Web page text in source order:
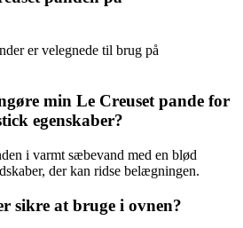
er velegnede til brug på
min Le Creuset pande for
egenskaber?
i varmt sæbevand med en blød
der kan ridse belægningen.
sikre at bruge i ovnen?